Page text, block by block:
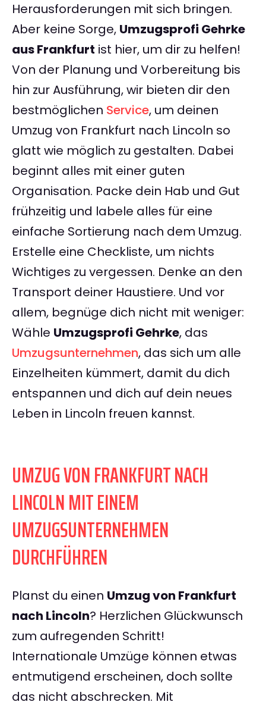
Herausforderungen mit sich bringen.
Aber keine Sorge, Umzugsprofi Gehrke
aus Frankfurt ist hier, um dir zu helfen!
Von der Planung und Vorbereitung bis
hin zur Ausführung, wir bieten dir den
bestmöglichen Service, um deinen
Umzug von Frankfurt nach Lincoln so
glatt wie möglich zu gestalten. Dabei
beginnt alles mit einer guten
Organisation. Packe dein Hab und Gut
frühzeitig und labele alles für eine
einfache Sortierung nach dem Umzug.
Erstelle eine Checkliste, um nichts
Wichtiges zu vergessen. Denke an den
Transport deiner Haustiere. Und vor
allem, begnüge dich nicht mit weniger:
Wähle Umzugsprofi Gehrke, das
Umzugsunternehmen, das sich um alle
Einzelheiten kümmert, damit du dich
entspannen und dich auf dein neues
Leben in Lincoln freuen kannst.
UMZUG VON FRANKFURT NACH
LINCOLN MIT EINEM
UMZUGSUNTERNEHMEN
DURCHFÜHREN
Planst du einen Umzug von Frankfurt
nach Lincoln? Herzlichen Glückwunsch
zum aufregenden Schritt!
Internationale Umzüge können etwas
entmutigend erscheinen, doch sollte
das nicht abschrecken. Mit